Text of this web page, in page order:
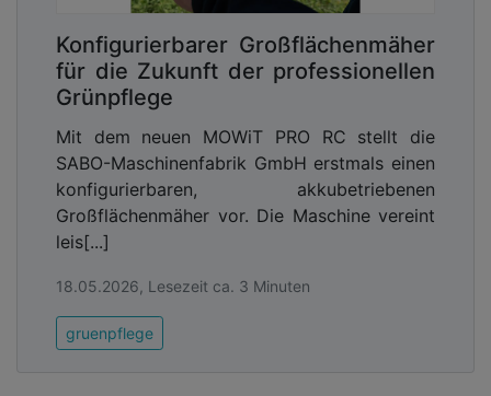
Link zur kostenlosen PDF Ausgabe der
Kommunalwirtschaft!
Fallschutzplatten und Fallschutzmatten aus
Recycling-Gummigranulat sind in den Farben rot,
grün oder schwarz lieferbar. Sie sind mittelfristig
wirtschaftlicher als Böden mit losen Schüttgütern,
da das Recyclingmaterial langlebig, pflegeleicht
Spielgeräten werden nahtlos umschlossen, was
Verletzungen und Verunreinigungen vorbeugt.
Konfigurierbarer Großflächenmäher
für die Zukunft der professionellen
Grünpflege
Mit dem neuen MOWiT PRO RC stellt die
SABO-Maschinenfabrik GmbH erstmals einen
konfigurierbaren, akkubetriebenen
Großflächenmäher vor. Die Maschine vereint
leis[...]
18.05.2026, Lesezeit ca. 3 Minuten
gruenpflege